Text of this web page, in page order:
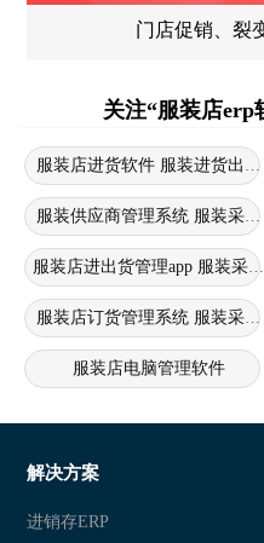
门店促销、裂
关注“服装店erp
服装店进货软件 服装进货出
服装供应商管理系统 服装采
服装店进出货管理app 服装采
服装店订货管理系统 服装采
服装店电脑管理软件
服装店销售软件
服装店积分管理软件
解决方案
进销存ERP